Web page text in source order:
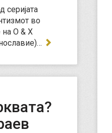
серијата
во
на О & Х